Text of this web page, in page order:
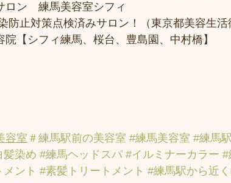
ン　練馬美容室シフィ
防止対策点検済みサロン！（東京都美容生活
【シフィ練馬、桜台、豊島園、中村橋】
容室 ＃練馬駅前の美容室 #練馬美容室 #練馬
髪染め #練馬ヘッドスパ #イルミナーカラー #
ント #素髪トリートメント #練馬駅から近